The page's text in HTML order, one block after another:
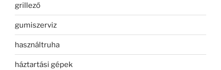
grillező
gumiszerviz
használtruha
háztartási gépek